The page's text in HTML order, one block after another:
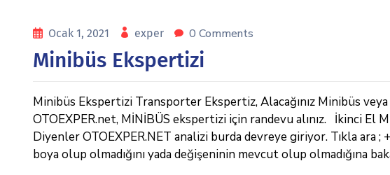
Ocak 1, 2021 exper 0 Comments
Minibüs Ekspertizi
Minibüs Ekspertizi Transporter Ekspertiz, Alacağınız Minibüs
OTOEXPER.net, MİNİBÜS ekspertizi için randevu alınız. İkinci El
Diyenler OTOEXPER.NET analizi burda devreye giriyor. Tıkla ara
boya olup olmadığını yada değişeninin mevcut olup olmadığına